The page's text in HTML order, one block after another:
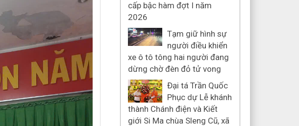
cấp bậc hàm đợt I năm
2026
Tạm giữ hình sự
người điều khiển
xe ô tô tông hai người đang
dừng chờ đèn đỏ tử vong
Đại tá Trần Quốc
Phục dự Lễ khánh
thành Chánh điện và Kiết
giới Si Ma chùa Sleng Cũ, xã